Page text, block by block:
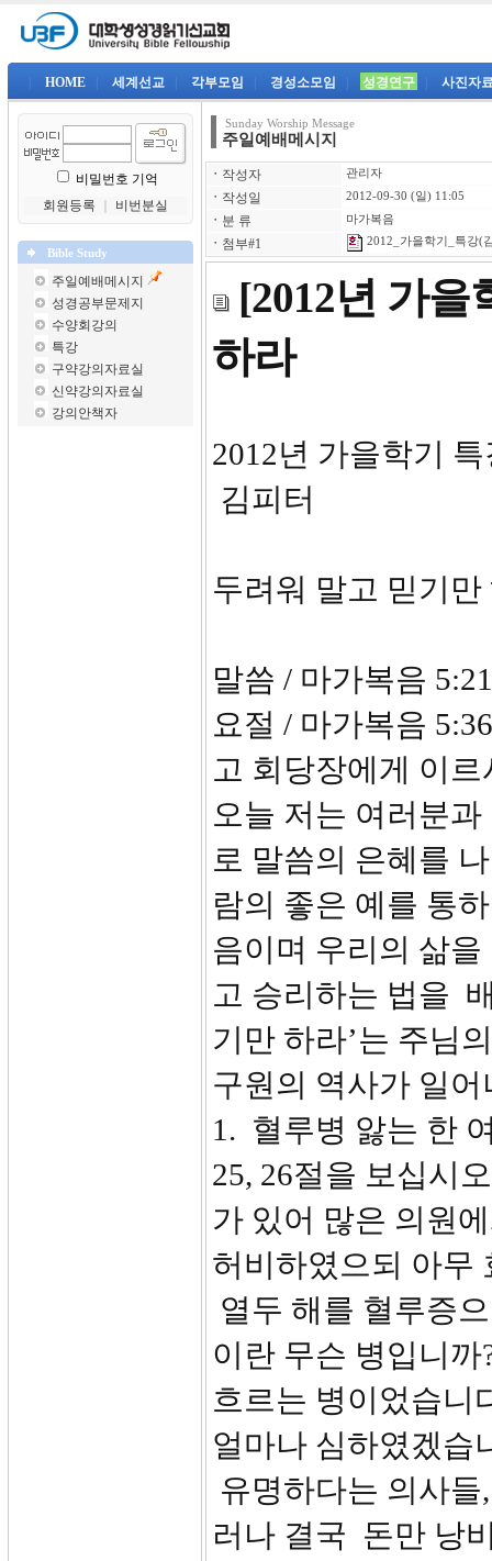
HOME 세계선교 각부모임 경성소모임 성경연구 사진자
비밀번호 기억
회원등록
비번분실
Bible Study
주일예배메시지
성경공부문제지
수양회강의
특강
구약강의자료실
신약강의자료실
강의안책자
Sunday Worship Message
주일예배메시지
ㆍ 작성자 관리자
ㆍ 작성일 2012-09-30 (일) 11:05
ㆍ 분 류 마가복음
ㆍ 첨부#1 2012_가을학기_특강(
[2012년 가을
하라
2012년
김피터
두려워 말고 믿기만
말씀 / 마가복음
요절 / 마가복음
고 회당장에게 이
오늘 저는 여러분
로 말씀의 은혜를
람의 좋은 예를 통
음이며 우리의 삶
고 승리하는 법을
기만 하라’는 주님
구원의 역사가 일
1. 혈루병 앓는 한
25, 26절을 보십시
가 있어 많은 의원
허비하였으되 아무
열두 해를 혈루증
이란 무슨 병입니
흐르는 병이었습니
얼마나 심하였겠습
유명하다는 의사
러나 결국 돈만 낭